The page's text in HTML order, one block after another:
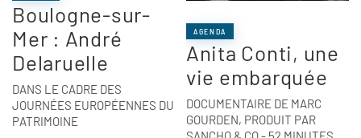
Boulogne-sur-
Mer : André
Delaruelle
DANS LE CADRE DES
JOURNÉES EUROPÉENNES DU
PATRIMOINE
AGENDA
Anita Conti, une
vie embarquée
DOCUMENTAIRE DE MARC
GOURDEN, PRODUIT PAR